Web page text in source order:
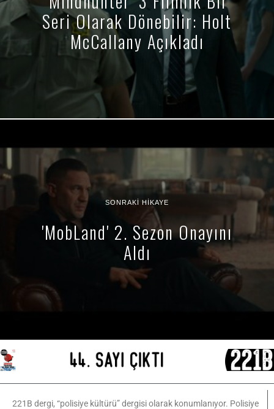
Seri Olarak Dönebilir: Holt
McCallany Açıkladı
SONRAKI HIKAYE
'MobLand' 2. Sezon Onayını
Aldı
221B dergi, “polisiye kültürü” dergisi olarak konumlanıyor. Polisiye